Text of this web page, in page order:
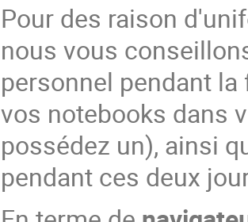
Pour des raison
nous vous
personnel pendant
vos notebooks dans
possédez un), ainsi
pendant ces deux